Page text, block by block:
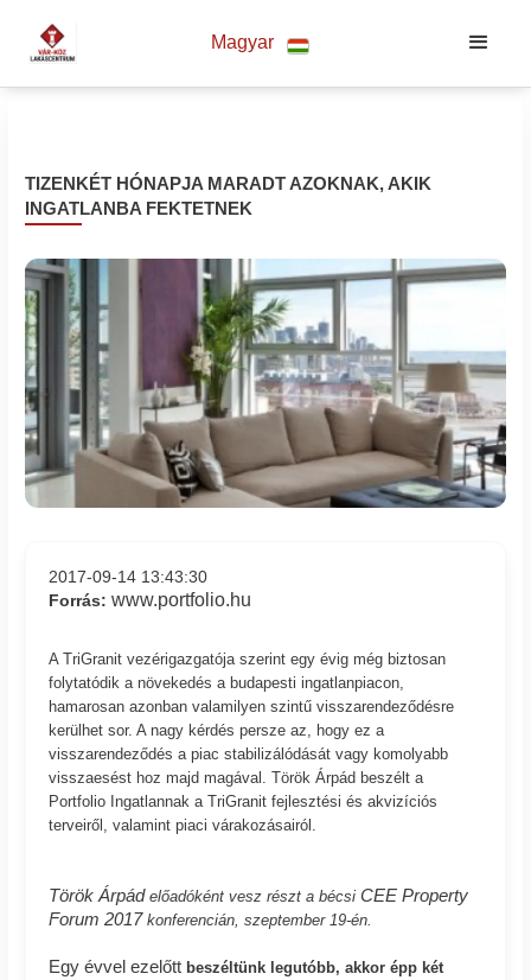
Magyar
TIZENKÉT HÓNAPJA MARADT AZOKNAK, AKIK
INGATLANBA FEKTETNEK
2017-09-14 13:43:30
Forrás:www.portfolio.hu
A TriGranit vezérigazgatója szerint egy évig még biztosan
folytatódik a növekedés a budapesti ingatlanpiacon,
hamarosan azonban valamilyen szintű visszarendeződésre
kerülhet sor. A nagy kérdés persze az, hogy ez a
visszarendeződés a piac stabilizálódását vagy komolyabb
visszaesést hoz majd magával. Török Árpád beszélt a
Portfolio Ingatlannak a TriGranit fejlesztési és akvizíciós
terveiről, valamint piaci várakozásairól.
Török Árpádelőadóként vesz részt a bécsiCEE Property
Forum 2017konferencián, szeptember 19-én.
Egy évvel ezelőtt beszéltünk legutóbb, akkor épp két